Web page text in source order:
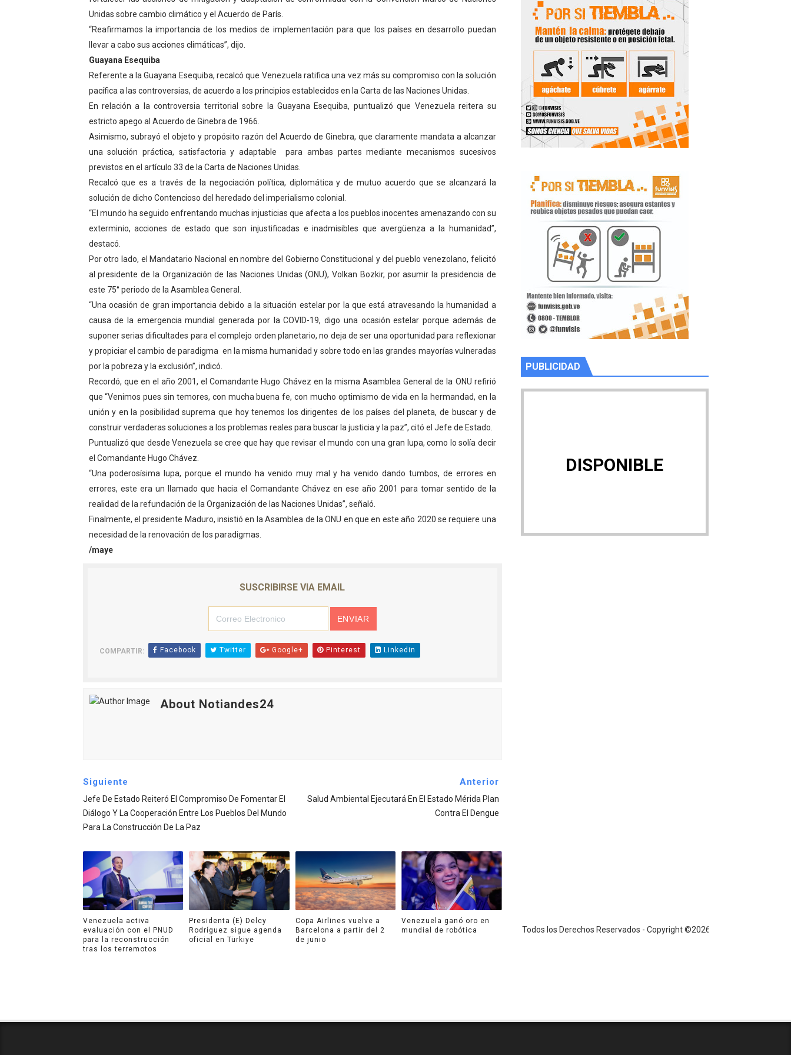
Plan Vacacional "Venezuela Ríe 2026" brinda recreación y cultura a niños del municipio Libertador
Iniciación al yoga reúne a diversos clubes deportivos de Zea en una enriquecedora jornada vacacional
Mincomunas impulsa el autogobierno en Mérida con plan de actualización y atención territorial
Expertos inspeccionan espacios del OAN para la instalación del detector Cherenkov de agua
Dictan MasterClass en el marco del Encuentro LAGO Venezuela, edición Mérida
Unidas sobre cambio climático y el Acuerdo de París.
“Reafirmamos la importancia de los medios de implementación para que los países en desarrollo puedan
llevar a cabo sus acciones climáticas”, dijo.
Guayana Esequiba
Referente a la Guayana Esequiba, recalcó que Venezuela ratifica una vez más su compromiso con la solución
pacífica a las controversias, de acuerdo a los principios establecidos en la Carta de las Naciones Unidas.
En relación a la controversia territorial sobre la Guayana Esequiba, puntualizó que Venezuela reitera su
estricto apego al Acuerdo de Ginebra de 1966.
Asimismo, subrayó el objeto y propósito razón del Acuerdo de Ginebra, que claramente mandata a alcanzar
una solución práctica, satisfactoria y adaptable para ambas partes mediante mecanismos sucesivos
previstos en el artículo 33 de la Carta de Naciones Unidas.
Recalcó que es a través de la negociación política, diplomática y de mutuo acuerdo que se alcanzará la
solución de dicho Contencioso del heredado del imperialismo colonial.
“El mundo ha seguido enfrentando muchas injusticias que afecta a los pueblos inocentes amenazando con su
exterminio, acciones de estado que son injustificadas e inadmisibles que avergüenza a la humanidad”,
destacó.
Por otro lado, el Mandatario Nacional en nombre del Gobierno Constitucional y del pueblo venezolano, felicitó
al presidente de la Organización de las Naciones Unidas (ONU), Volkan Bozkir, por asumir la presidencia de
este 75° periodo de la Asamblea General.
“Una ocasión de gran importancia debido a la situación estelar por la que está atravesando la humanidad a
causa de la emergencia mundial generada por la COVID-19, digo una ocasión estelar porque además de
suponer serias dificultades para el complejo orden planetario, no deja de ser una oportunidad para reflexionar
y propiciar el cambio de paradigma en la misma humanidad y sobre todo en las grandes mayorías vulneradas
por la pobreza y la exclusión”, indicó.
Recordó, que en el año 2001, el Comandante Hugo Chávez en la misma Asamblea General de la ONU refirió
que “Venimos pues sin temores, con mucha buena fe, con mucho optimismo de vida en la hermandad, en la
unión y en la posibilidad suprema que hoy tenemos los dirigentes de los países del planeta, de buscar y de
construir verdaderas soluciones a los problemas reales para buscar la justicia y la paz”, citó el Jefe de Estado.
Puntualizó que desde Venezuela se cree que hay que revisar el mundo con una gran lupa, como lo solía decir
el Comandante Hugo Chávez.
“Una poderosísima lupa, porque el mundo ha venido muy mal y ha venido dando tumbos, de errores en
errores, este era un llamado que hacia el Comandante Chávez en ese año 2001 para tomar sentido de la
realidad de la refundación de la Organización de las Naciones Unidas”, señaló.
Finalmente, el presidente Maduro, insistió en la Asamblea de la ONU en que en este año 2020 se requiere una
necesidad de la renovación de los paradigmas.
/maye
SUSCRIBIRSE VIA EMAIL
COMPARTIR: Facebook Twitter Google+ Pinterest Linkedin
About Notiandes24
Siguiente
Jefe De Estado Reiteró El Compromiso De Fomentar El
Diálogo Y La Cooperación Entre Los Pueblos Del Mundo
Para La Construcción De La Paz
Anterior
Salud Ambiental Ejecutará En El Estado Mérida Plan
Contra El Dengue
Venezuela activa
evaluación con el PNUD
para la reconstrucción
tras los terremotos
Presidenta (E) Delcy
Rodríguez sigue agenda
oficial en Türkiye
Copa Airlines vuelve a
Barcelona a partir del 2
de junio
Venezuela ganó oro en
mundial de robótica
PUBLICIDAD
DISPONIBLE
Todos los Derechos Reservados - Copyright ©2026 / PS /